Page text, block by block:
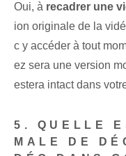
Oui, à recadrer une
ion originale de la
c y accéder à tout
ez sera une version
estera intact dans
5. QUELLE
MALE DE